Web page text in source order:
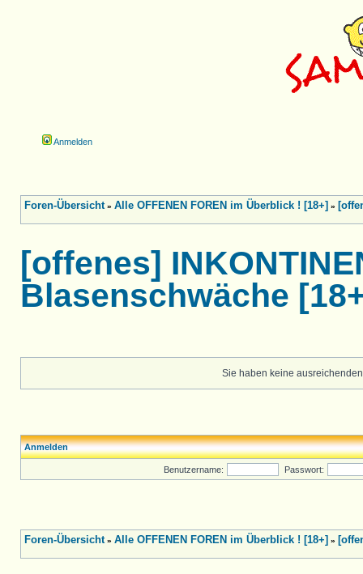
Anmelden
Foren-Übersicht» Alle OFFENEN FOREN im Überblick ! [18+] »
[offenes]
Blasenschwäche
Sie haben keine
Anmelden
Benutzername: Passwort:
Foren-Übersicht» Alle OFFENEN FOREN im Überblick ! [18+] »